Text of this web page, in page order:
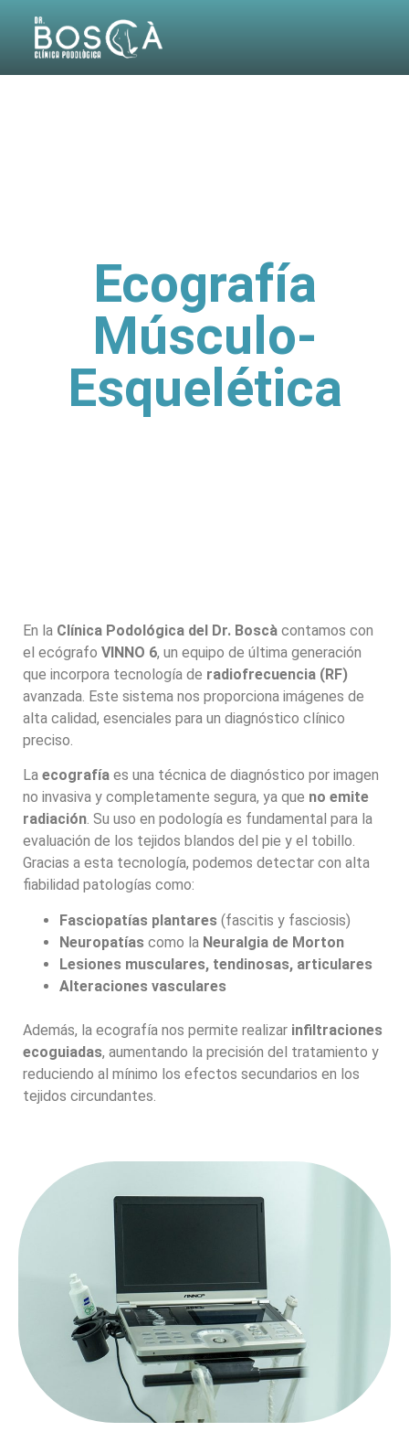
Ecografía
Músculo-
Esquelética
En la Clínica Podológica del Dr. Boscà contamos con
el ecógrafo VINNO 6, un equipo de última generación
que incorpora tecnología de radiofrecuencia (RF)
avanzada. Este sistema nos proporciona imágenes de
alta calidad, esenciales para un diagnóstico clínico
preciso.
La ecografía es una técnica de diagnóstico por imagen
no invasiva y completamente segura, ya que no emite
radiación. Su uso en podología es fundamental para la
evaluación de los tejidos blandos del pie y el tobillo.
Gracias a esta tecnología, podemos detectar con alta
fiabilidad patologías como:
Fasciopatías plantares (fascitis y fasciosis)
Neuropatías como la Neuralgia de Morton
Lesiones musculares, tendinosas, articulares
Alteraciones vasculares
Además, la ecografía nos permite realizar infiltraciones
ecoguiadas, aumentando la precisión del tratamiento y
reduciendo al mínimo los efectos secundarios en los
tejidos circundantes.